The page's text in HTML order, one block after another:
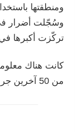
ومنطقتها
تركّزت أكبرها
من 50 آخرين جراء الضربة الروسية على كييف.